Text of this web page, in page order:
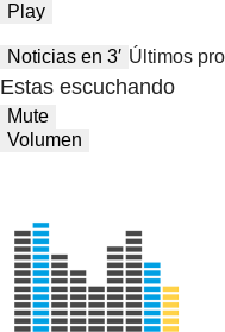
Play
Noticias en 3′ Últimos
Estas escuchando
Mute
Volumen